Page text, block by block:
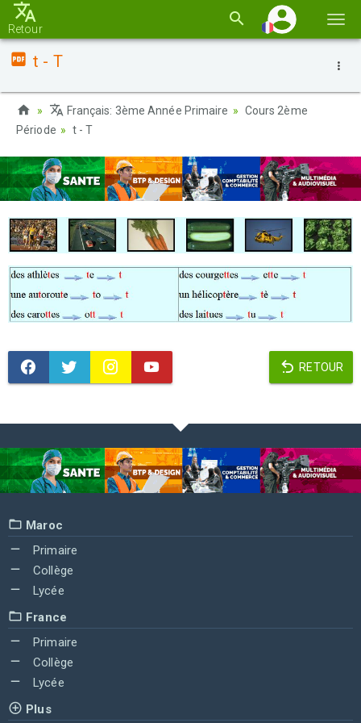
la
Retour
t - T
Français: 3ème Année Primaire
Cours 2ème
Période
t - T
RETOUR
Maroc
Primaire
Collège
Lycée
France
Primaire
Collège
Lycée
Plus